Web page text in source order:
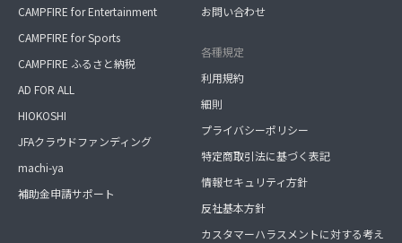
CAMPFIRE for Entertainment
CAMPFIRE for Sports
CAMPFIRE ふるさと納税
AD FOR ALL
HIOKOSHI
JFAクラウドファンディング
machi-ya
補助金申請サポート
お問い合わせ
各種規定
利用規約
細則
プライバシーポリシー
特定商取引法に基づく表記
情報セキュリティ方針
反社基本方針
カスタマーハラスメントに対する考え